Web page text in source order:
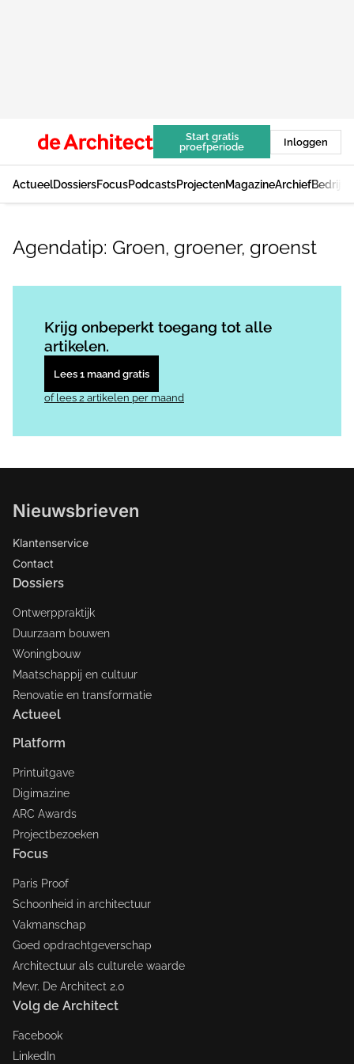
Start gratis
proefperiode
Inloggen
ActueelDossiersFocusPodcastsProjectenMagazineArchief
Agendatip: Groen, groener, groenst
Krijg onbeperkt toegang tot alle
artikelen.
Lees 1 maand gratis
of lees 2 artikelen per maand
Nieuwsbrieven
Klantenservice
Contact
Dossiers
Ontwerppraktijk
Duurzaam bouwen
Woningbouw
Maatschappij en cultuur
Renovatie en transformatie
Actueel
Platform
Printuitgave
Digimazine
ARC Awards
Projectbezoeken
Focus
Paris Proof
Schoonheid in architectuur
Vakmanschap
Goed opdrachtgeverschap
Architectuur als culturele waarde
Mevr. De Architect 2.0
Volg de Architect
Facebook
LinkedIn